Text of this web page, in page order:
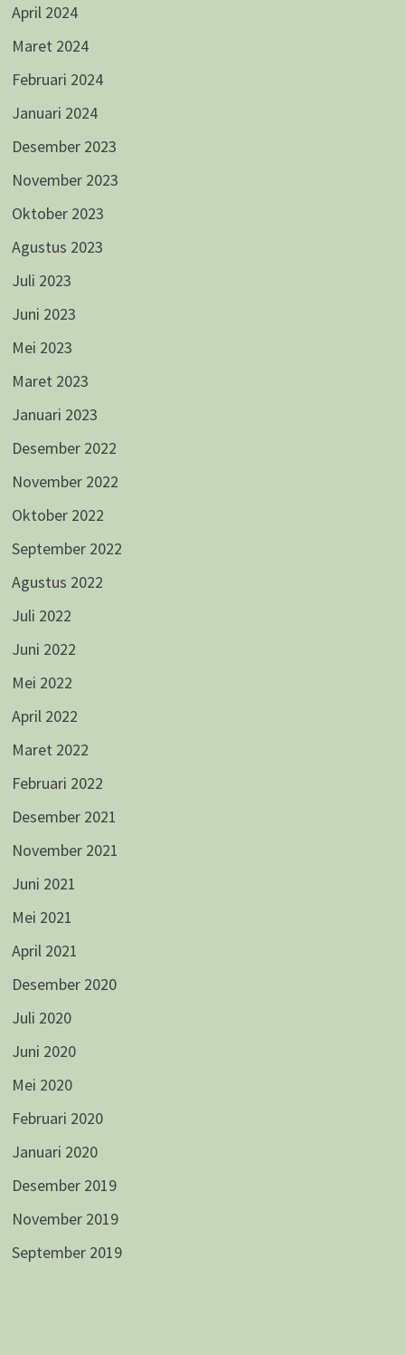
April 2024
Maret 2024
Februari 2024
Januari 2024
Desember 2023
November 2023
Oktober 2023
Agustus 2023
Juli 2023
Juni 2023
Mei 2023
Maret 2023
Januari 2023
Desember 2022
November 2022
Oktober 2022
September 2022
Agustus 2022
Juli 2022
Juni 2022
Mei 2022
April 2022
Maret 2022
Februari 2022
Desember 2021
November 2021
Juni 2021
Mei 2021
April 2021
Desember 2020
Juli 2020
Juni 2020
Mei 2020
Februari 2020
Januari 2020
Desember 2019
November 2019
September 2019